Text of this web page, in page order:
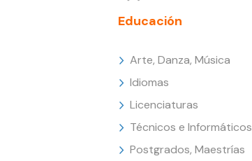
Educación
Arte, Danza, Música
Idiomas
Licenciaturas
Técnicos e Informáticos
Postgrados, Maestrías